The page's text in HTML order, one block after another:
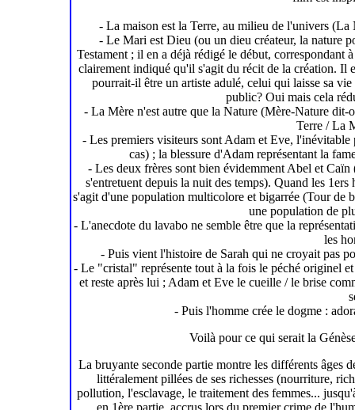
- La maison est la Terre, au milieu de l'univers
- Le Mari est Dieu (ou un dieu créateur, la nature
Testament ; il en a déjà rédigé le début, correspondant
clairement indiqué qu'il s'agit du récit de la création. Il
pourrait-il être un artiste adulé, celui qui laisse sa
public? Oui mais cela
- La Mère n'est autre que la Nature (Mère-Nature dit-
Terre / La
- Les premiers visiteurs sont Adam et Eve,
cas) ; la blessure d'Adam représentant la
- Les deux frères sont bien évidemment Abel et
s'entretuent depuis la nuit des temps). Quand les
s'agit d'une population multicolore et bigarrée (Tour de
une population de
- L'anecdote du lavabo ne semble être que la
les
- Puis vient l'histoire de Sarah qui ne croyait pas
- Le "cristal" représente tout à la fois le péché originel
et reste après lui ; Adam et Eve le cueille / le brise
- Puis l'homme crée le dogme :
Voilà pour ce qui serait la
La bruyante seconde partie montre les différents âges
littéralement pillées de ses richesses (nourriture,
pollution, l'esclavage, le traitement des femmes...
en 1ère partie, accrus lors du premier crime de